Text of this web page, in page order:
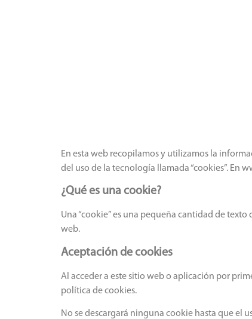
En esta web recopilamos y utilizamos la
del uso de la tecnología llamada “cookies”. En
¿Qué es una cookie?
Una “cookie” es una pequeña cantidad de
web.
Aceptación de cookies
Al acceder a este sitio web o aplicación por
política de cookies.
No se descargará ninguna cookie hasta que el